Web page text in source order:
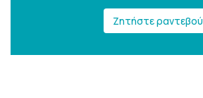
Ζητήστε ραντεβού